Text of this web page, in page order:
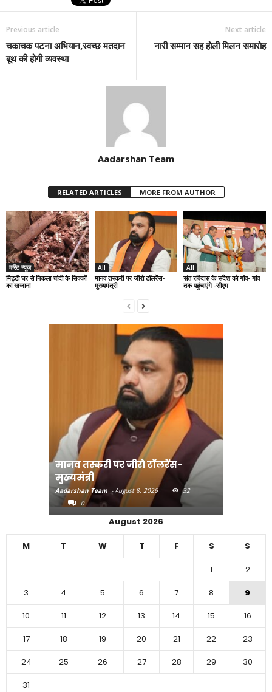
Previous article
चकाचक पटना अभियान,स्वच्छ मतदान
बूथ की होगी व्यवस्था
Next article
नारी सम्मान सह होली मिलन समारोह
Aadarshan Team
RELATED ARTICLES MORE FROM AUTHOR
करेंट न्यूज़
मिट्टी घर से निकला चांदी के सिक्कों
का खजाना
All
मानव तस्करी पर जीरो टॉलरेंस-
मुख्यमंत्री
All
संत रविदास के संदेश को गांव- गांव
तक पहुंचाएंगे -सीएम
मानव तस्करी पर जीरो टॉलरेंस-
मुख्यमंत्री
Aadarshan Team - August 8, 2026
32
0
August 2026
M T W T F S S
1
2
3
4 5 6 7 8
9
10
11 12 13 14 15
16
17
18 19 20 21 22
23
24
25 26 27 28 29
30
31